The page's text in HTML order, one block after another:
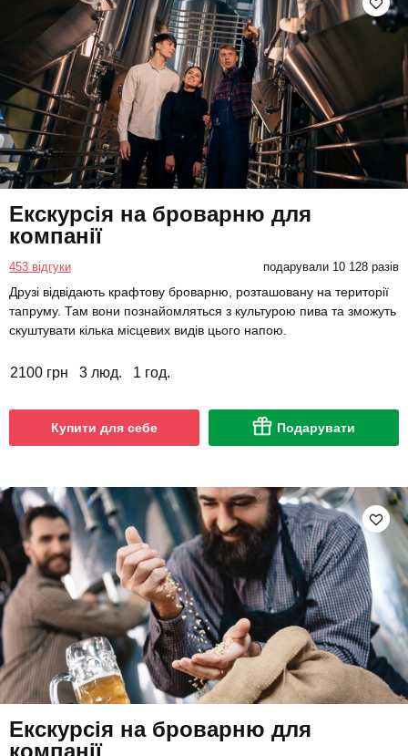
Екскурсія на броварню для
компанії
453 відгуки подарували 10 128 разів
Друзі відвідають крафтову броварню, розташовану на території
тапруму. Там вони познайомляться з культурою пива та зможуть
скуштувати кілька місцевих видів цього напою.
2100 грн 3 люд. 1 год.
Купити для себе Подарувати
Екскурсія на броварню для